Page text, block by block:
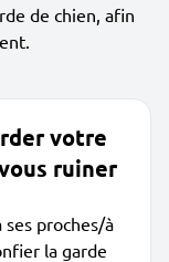
de chien, afin
votre
ruiner
ses proches/à
la garde